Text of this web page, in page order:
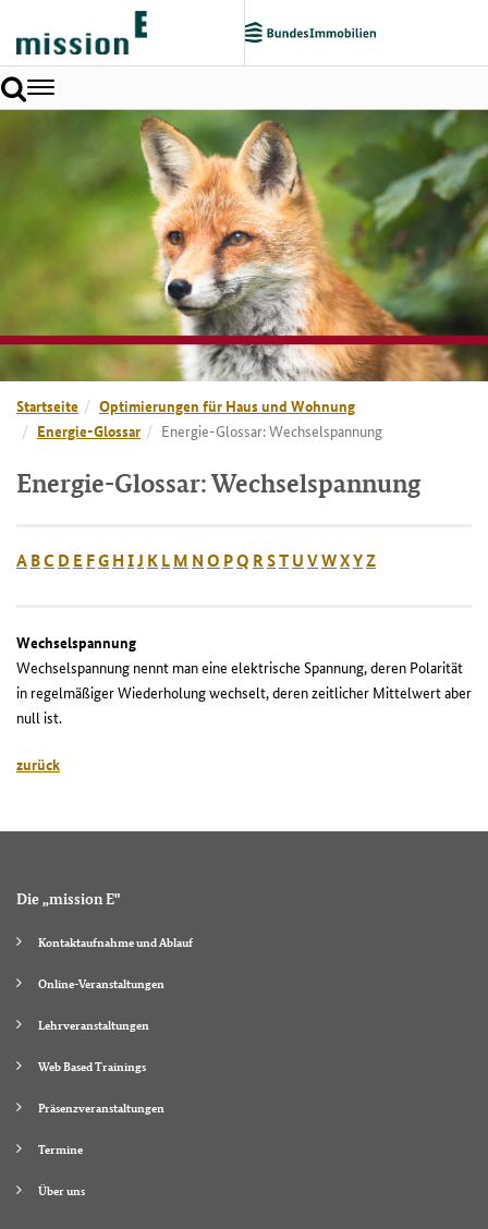
Toggle
navigation
Startseite
Optimierungen für Haus und Wohnung
Energie-Glossar
Energie-Glossar: Wechselspannung
Energie-Glossar: Wechselspannung
ABC D E FGHIJ KLM NO PQ RSTUVWXYZ
Wechselspannung
Wechselspannung nennt man eine elektrische Spannung, deren Polarität
in regelmäßiger Wiederholung wechselt, deren zeitlicher Mittelwert aber
null ist.
zurück
Die „mission E"
Kontaktaufnahme und Ablauf
Online-Veranstaltungen
Lehrveranstaltungen
Web Based Trainings
Präsenzveranstaltungen
Termine
Über uns